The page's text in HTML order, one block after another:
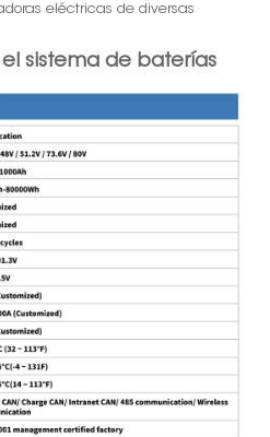
eléctricas de diversas
sistema de baterías